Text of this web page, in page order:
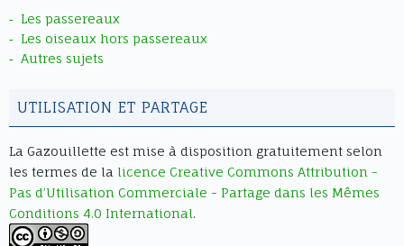
(el.title.includes("Double Page
Mode")) el.title = "Affichage double
document.querySelectorAll(".df-ui
span").forEach(span => { if
(span.innerText.includes("Goto First
Page")) span.innerText = "Aller au
début"; if
(span.innerText.includes("Goto Last
Page")) span.innerText = "Aller à la
Les passereaux
Les oiseaux hors passereaux
Autres sujets
UTILISATION ET PARTAGE
La Gazouillette est mise à disposition gratuitement selon
les termes de la licence Creative Commons Attribution -
Pas d’Utilisation Commerciale - Partage dans les Mêmes
Conditions 4.0 International.